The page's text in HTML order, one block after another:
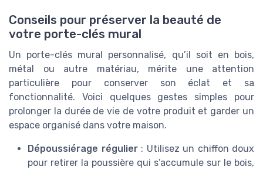
Conseils pour préserver la beauté de
votre porte-clés mural
Un porte-clés mural personnalisé, qu’il soit en bois,
métal ou autre matériau, mérite une attention
particulière pour conserver son éclat et sa
fonctionnalité. Voici quelques gestes simples pour
prolonger la durée de vie de votre produit et garder un
espace organisé dans votre maison.
Dépoussiérage régulier: Utilisez un chiffon doux
pour retirer la poussière qui s’accumule sur le bois,